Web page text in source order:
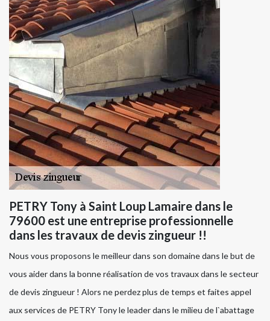
PETRY Tony à Saint Loup Lamaire dans le
79600 est une entreprise professionnelle
dans les travaux de devis zingueur !!
Nous vous proposons le meilleur dans son domaine dans le but de
vous aider dans la bonne réalisation de vos travaux dans le secteur
de devis zingueur ! Alors ne perdez plus de temps et faites appel
aux services de PETRY Tony le leader dans le milieu de l`abattage